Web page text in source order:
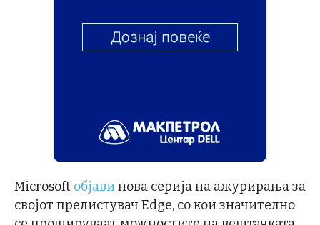
Microsoft објави нова серија на ажурирања за
својот прелистувач Edge, со кои значително